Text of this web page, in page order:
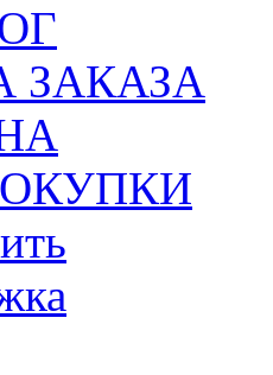
ЗАКАЗА